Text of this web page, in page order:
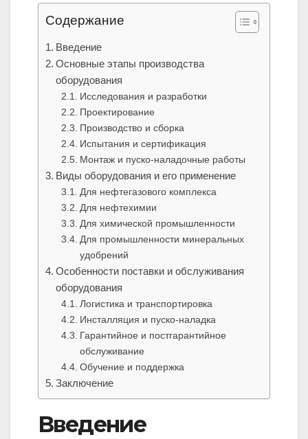
Содержание
Введение
Основные этапы производства
оборудования
Исследования и разработки
Проектирование
Производство и сборка
Испытания и сертификация
Монтаж и пуско-наладочные работы
Виды оборудования и его применение
Для нефтегазового комплекса
Для нефтехимии
Для химической промышленности
Для промышленности минеральных
удобрений
Особенности поставки и обслуживания
оборудования
Логистика и транспортировка
Инсталляция и пуско-наладка
Гарантийное и постгарантийное
обслуживание
Обучение и поддержка
Заключение
Введение